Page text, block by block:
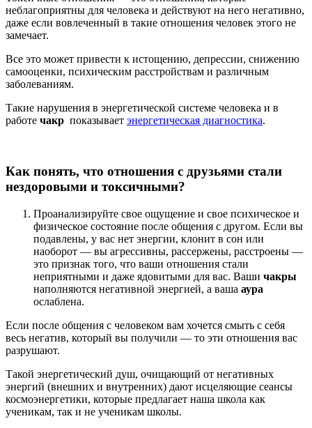
неблагоприятны для человека и действуют на него негативно,
даже если вовлеченный в такие отношения человек этого не
замечает.
Все это может привести к истощению, депрессии, снижению
самооценки, психическим расстройствам и различным
заболеваниям.
Такие нарушения в энергетической системе человека и в
работе чакр показывает энергетическая диагностика.
Как понять, что отношения с друзьями стали
нездоровыми и токсичными?
Проанализируйте свое ощущение и свое психическое и
физическое состояние после общения с другом. Если вы
подавлены, у вас нет энергии, клонит в сон или
наоборот — вы агрессивны, рассержены, расстроены —
это признак того, что ваши отношения стали
неприятными и даже ядовитыми для вас. Ваши чакры
наполняются негативной энергией, a ваша аура
ослаблена.
Если после общения с человеком вам хочется смыть с себя
весь негатив, который вы получили — то эти отношения вас
разрушают.
Такой энергетический душ, очищающий от негативных
энергий (внешних и внутренних) дают исцеляющие сеансы
космоэнергетики, которые предлагает наша школа как
ученикам, так и не ученикам школы.